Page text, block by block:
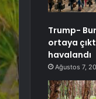
Trump-
ortaya
havalandı
Ağustos 7,